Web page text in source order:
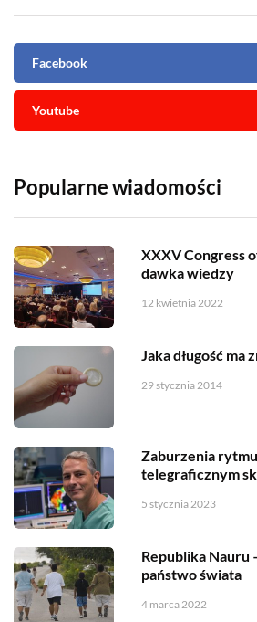
Facebook
Youtube
Popularne wiadomości
XXXV Congress
dawka wiedzy
12 kwietnia 2022
Jaka długość ma
29 stycznia 2014
Zaburzenia
telegraficznym
5 stycznia 2023
Republika Nauru
państwo świata
4 marca 2022